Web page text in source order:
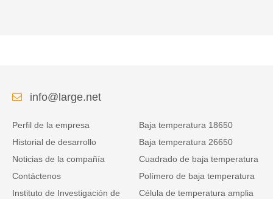
info@large.net
Perfil de la empresa
Historial de desarrollo
Noticias de la compañía
Contáctenos
Instituto de Investigación de
Baja temperatura 18650
Baja temperatura 26650
Cuadrado de baja temperatura
Polímero de baja temperatura
Célula de temperatura amplia